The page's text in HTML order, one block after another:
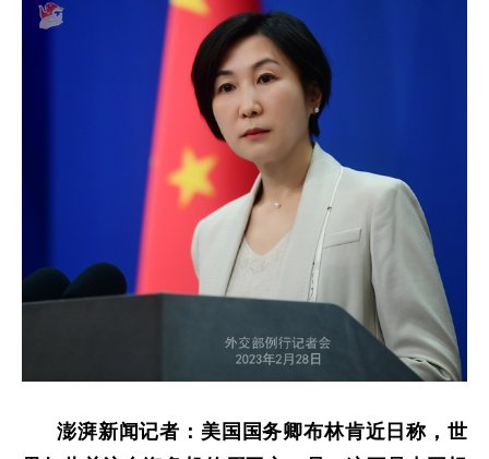
澎湃新闻记者：美国国务卿布林肯近日称，世